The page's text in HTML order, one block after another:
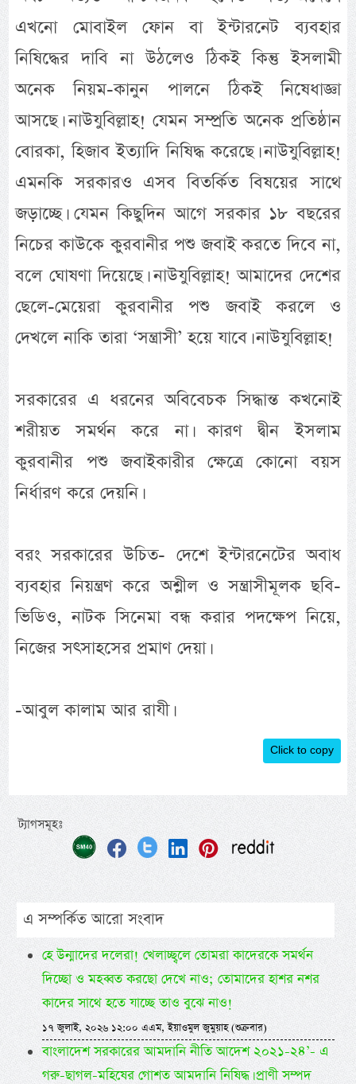
এখনো মোবাইল ফোন বা ইন্টারনেট ব্যবহার
নিষিদ্ধের দাবি না উঠলেও ঠিকই কিন্তু ইসলামী
অনেক নিয়ম-কানুন পালনে ঠিকই নিষেধাজ্ঞা
আসছে। নাউযুবিল্লাহ! যেমন সম্প্রতি অনেক প্রতিষ্ঠান
বোরকা, হিজাব ইত্যাদি নিষিদ্ধ করেছে। নাউযুবিল্লাহ!
এমনকি সরকারও এসব বিতর্কিত বিষয়ের সাথে
জড়াচ্ছে। যেমন কিছুদিন আগে সরকার ১৮ বছরের
নিচের কাউকে কুরবানীর পশু জবাই করতে দিবে না,
বলে ঘোষণা দিয়েছে। নাউযুবিল্লাহ! আমাদের দেশের
ছেলে-মেয়েরা কুরবানীর পশু জবাই করলে ও
দেখলে নাকি তারা ‘সন্ত্রাসী’ হয়ে যাবে। নাউযুবিল্লাহ!
সরকারের এ ধরনের অবিবেচক সিদ্ধান্ত কখনোই
শরীয়ত সমর্থন করে না। কারণ দ্বীন ইসলাম
কুরবানীর পশু জবাইকারীর ক্ষেত্রে কোনো বয়স
নির্ধারণ করে দেয়নি।
বরং সরকারের উচিত- দেশে ইন্টারনেটের অবাধ
ব্যবহার নিয়ন্ত্রণ করে অশ্লীল ও সন্ত্রাসীমূলক ছবি-
ভিডিও, নাটক সিনেমা বন্ধ করার পদক্ষেপ নিয়ে,
নিজের সৎসাহসের প্রমাণ দেয়া।
-আবুল কালাম আর রাযী।
Click to copy
ট্যাগসমূহঃ
এ সম্পর্কিত আরো সংবাদ
হে উন্মাদের দলেরা! খেলাচ্ছ্বলে তোমরা কাদেরকে সমর্থন
দিচ্ছো ও মহব্বত করছো দেখে নাও; তোমাদের হাশর নশর
কাদের সাথে হতে যাচ্ছে তাও বুঝে নাও!
১৭ জুলাই, ২০২৬ ১২:০০ এএম, ইয়াওমুল জুমুয়াহ (শুক্রবার)
বাংলাদেশ সরকারের আমদানি নীতি আদেশ ২০২১-২৪’- এ
গরু-ছাগল-মহিষের গোশত আমদানি নিষিদ্ধ। প্রাণী সম্পদ